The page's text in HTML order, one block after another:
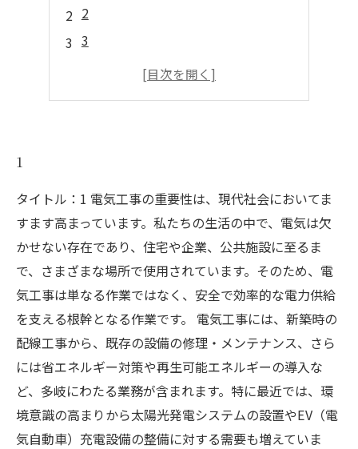
2
3
1
タイトル：1 電気工事の重要性は、現代社会においてま
すます高まっています。私たちの生活の中で、電気は欠
かせない存在であり、住宅や企業、公共施設に至るま
で、さまざまな場所で使用されています。そのため、電
気工事は単なる作業ではなく、安全で効率的な電力供給
を支える根幹となる作業です。 電気工事には、新築時の
配線工事から、既存の設備の修理・メンテナンス、さら
には省エネルギー対策や再生可能エネルギーの導入な
ど、多岐にわたる業務が含まれます。特に最近では、環
境意識の高まりから太陽光発電システムの設置やEV（電
気自動車）充電設備の整備に対する需要も増えていま